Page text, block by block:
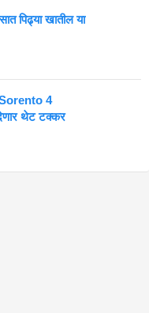
पिढ्या खातील या
Sorento 4
थेट टक्कर